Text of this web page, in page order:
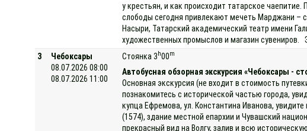
у крестьян, и как происходит татарское
слободы сегодня привлекают мечеть Марджани –
Насыри, Татарский академический театр имени
художественных промыслов и магазин сувениров.
3
Чебоксары
08.07.2026 08:00
08.07.2026 11:00
Стоянка 3 h00m
Автобусная обзорная экскурсия «Чебоксары -
Основная экскурсия (не входит в стоимость
познакомитесь с исторической частью города,
купца Ефремова, ул. Константина Иванова,
(1574), здание местной епархии и Чувашский
прекрасный вид на Волгу, залив и всю